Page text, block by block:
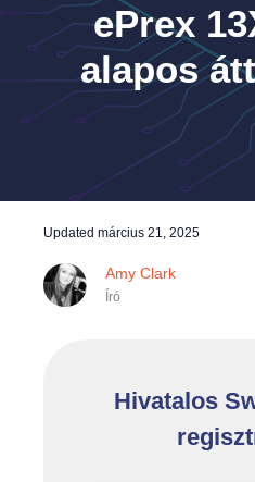
ePrex
alapos
Updated március 21, 2025
Amy Clark
Író
Hivatalos